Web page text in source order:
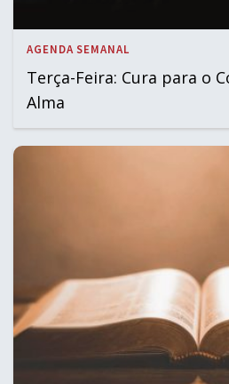
AGENDA SEMANAL
Terça-Feira: Cura para o
Alma